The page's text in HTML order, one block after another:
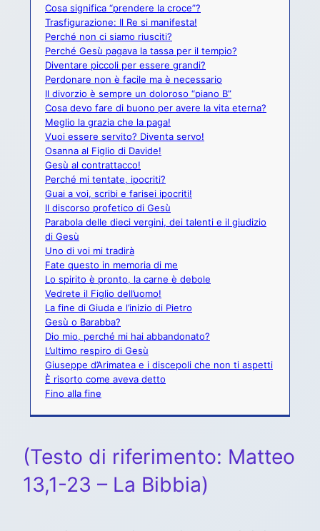
Cosa significa “prendere la croce”?
Trasfigurazione: Il Re si manifesta!
Perché non ci siamo riusciti?
Perché Gesù pagava la tassa per il tempio?
Diventare piccoli per essere grandi?
Perdonare non è facile ma è necessario
Il divorzio è sempre un doloroso “piano B”
Cosa devo fare di buono per avere la vita eterna?
Meglio la grazia che la paga!
Vuoi essere servito? Diventa servo!
Osanna al Figlio di Davide!
Gesù al contrattacco!
Perché mi tentate, ipocriti?
Guai a voi, scribi e farisei ipocriti!
Il discorso profetico di Gesù
Parabola delle dieci vergini, dei talenti e il giudizio
di Gesù
Uno di voi mi tradirà
Fate questo in memoria di me
Lo spirito è pronto, la carne è debole
Vedrete il Figlio dell’uomo!
La fine di Giuda e l’inizio di Pietro
Gesù o Barabba?
Dio mio, perché mi hai abbandonato?
L’ultimo respiro di Gesù
Giuseppe d’Arimatea e i discepoli che non ti aspetti
È risorto come aveva detto
Fino alla fine
(Testo di riferimento: Matteo
13,1-23 – La Bibbia)